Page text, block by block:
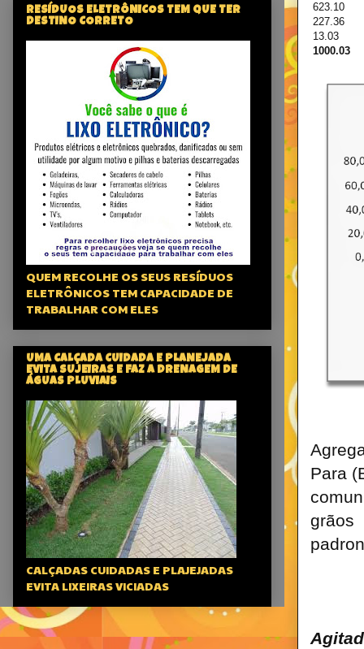
623.10
227.36
13.03
1000.03
Para
RESÍDUOS ELETRÔNICOS TEM QUE TER
DESTINO CORRETO
QUEM RECOLHE OS SEUS RESÍDUOS
ELETRÔNICOS TEM CAPACIDADE DE
TRABALHAR COM ELES
UMA CALÇADA CUIDADA E PLANEJADA
EVITA SUJEIRAS E FAZ A DRENAGEM DE
ÁGUAS PLUVIAIS
CALÇADAS CUIDADAS E PLAJEJADAS
EVITA LIXEIRAS VICIADAS